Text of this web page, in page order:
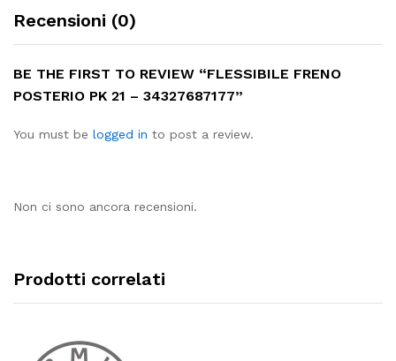
Recensioni (0)
BE THE FIRST TO REVIEW “FLESSIBILE FRENO
POSTERIO PK 21 – 34327687177”
You must be logged in to post a review.
Non ci sono ancora recensioni.
Prodotti correlati